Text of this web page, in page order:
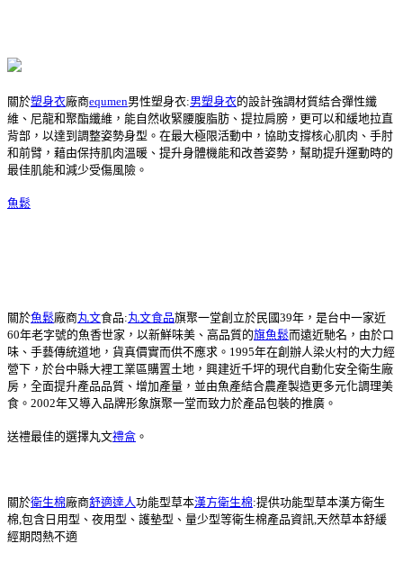
關於塑身衣廠商equmen男性塑身衣:男塑身衣的設計強調材質結合彈性纖
維、尼龍和聚酯纖維，能自然收緊腰腹脂肪、提拉肩膀，更可以和緩地拉直
背部，以達到調整姿勢身型。在最大極限活動中，協助支撐核心肌肉、手肘
和前臂，藉由保持肌肉溫暖、提升身體機能和改善姿勢，幫助提升運動時的
最佳肌能和減少受傷風險。
魚鬆
關於魚鬆廠商丸文食品:丸文食品旗聚一堂創立於民國39年，是台中一家近
60年老字號的魚香世家，以新鮮味美、高品質的旗魚鬆而遠近馳名，由於口
味、手藝傳統道地，貨真價實而供不應求。1995年在創辦人梁火村的大力經
營下，於台中縣大裡工業區購置土地，興建近千坪的現代自動化安全衛生廠
房，全面提升產品品質、增加產量，並由魚產結合農產製造更多元化調理美
食。2002年又導入品牌形象旗聚一堂而致力於產品包裝的推廣。
送禮最佳的選擇丸文禮盒 。
關於衛生棉廠商舒適達人功能型草本漢方衛生棉:提供功能型草本漢方衛生
棉,包含日用型、夜用型、護墊型、量少型等衛生棉產品資訊,天然草本舒緩
經期悶熱不適